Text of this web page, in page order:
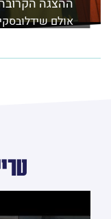
ההצגה
אולם
לפרטים